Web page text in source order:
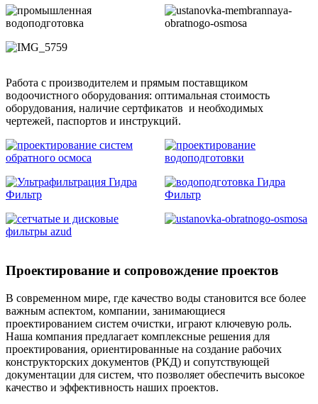
Работа с производителем и прямым поставщиком
водоочистного оборудования: оптимальная стоимость
оборудования, наличие сертфикатов и необходимых
чертежей, паспортов и инструкций.
Проектирование и сопровождение проектов
В современном мире, где качество воды становится все более
важным аспектом, компании, занимающиеся
проектированием систем очистки, играют ключевую роль.
Наша компания предлагает комплексные решения для
проектирования, ориентированные на создание рабочих
конструкторских документов (РКД) и сопутствующей
документации для систем, что позволяет обеспечить высокое
качество и эффективность наших проектов.